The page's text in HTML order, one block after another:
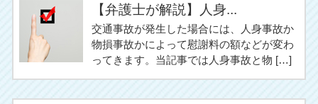
【弁護士が解説】人身...
交通事故が発生した場合には、人身事故か
物損事故かによって慰謝料の額などが変わ
ってきます。当記事では人身事故と物 […]